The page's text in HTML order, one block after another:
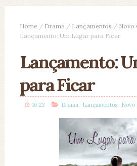
Home / Drama / Lançamentos / Novo
Lançamento: Um Lugar para Ficar
Lançamento:
para Ficar
16:23 Drama, Lançamentos, Novo